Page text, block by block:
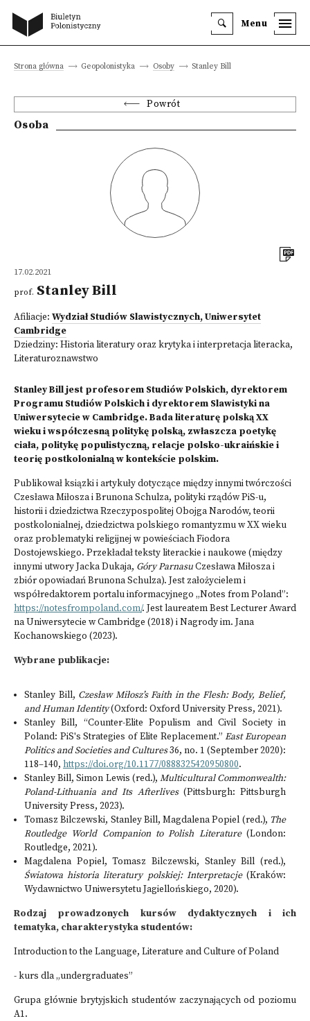
Menu
Strona główna Geopolonistyka Osoby Stanley Bill
Powrót
Osoba
17.02.2021
prof. Stanley Bill
Afiliacje: Wydział Studiów Slawistycznych, Uniwersytet
Cambridge
Dziedziny: Historia literatury oraz krytyka i interpretacja literacka,
Literaturoznawstwo
Stanley Bill jest profesorem Studiów Polskich, dyrektorem
Programu Studiów Polskich i dyrektorem Slawistyki na
Uniwersytecie w Cambridge. Bada literaturę polską XX
wieku i współczesną politykę polską, zwłaszcza poetykę
ciała, politykę populistyczną, relacje polsko-ukraińskie i
teorię postkolonialną w kontekście polskim.
Publikował ksiązki i artykuły dotyczące między innymi twórczości
Czesława Miłosza i Brunona Schulza, polityki rządów PiS-u,
historii i dziedzictwa Rzeczypospolitej Obojga Narodów, teorii
postkolonialnej, dziedzictwa polskiego romantyzmu w XX wieku
oraz problematyki religijnej w powieściach Fiodora
Dostojewskiego. Przekładał teksty literackie i naukowe (między
innymi utwory Jacka Dukaja, Góry ParnasuCzesława Miłosza i
zbiór opowiadań Brunona Schulza). Jest założycielem i
współredaktorem portalu informacyjnego „Notes from Poland”:
https://notesfrompoland.com/. Jest laureatem Best Lecturer Award
na Uniwersytecie w Cambridge (2018) i Nagrody im. Jana
Kochanowskiego (2023).
Wybrane publikacje:
Stanley Bill, Czesław Miłosz’s Faith in the Flesh: Body, Belief,
and Human Identity(Oxford: Oxford University Press, 2021).
Stanley Bill, “Counter-Elite Populism and Civil Society in
Poland: PiS's Strategies of Elite Replacement.”East European
Politics and Societies and Cultures36, no. 1 (September 2020):
118–140, https://doi.org/10.1177/0888325420950800.
Stanley Bill, Simon Lewis (red.), Multicultural Commonwealth:
Poland-Lithuania and Its Afterlives(Pittsburgh: Pittsburgh
University Press, 2023).
Tomasz Bilczewski, Stanley Bill, Magdalena Popiel (red.), The
Routledge World Companion to Polish Literature(London:
Routledge, 2021).
Magdalena Popiel, Tomasz Bilczewski, Stanley Bill (red.),
Światowa historia literatury polskiej: Interpretacje(Kraków:
Wydawnictwo Uniwersytetu Jagiellońskiego, 2020).
Rodzaj prowadzonych kursów dydaktycznych i ich
tematyka, charakterystyka studentów:
Introduction to the Language, Literature and Culture of Poland
- kurs dla „undergraduates”
Grupa głównie brytyjskich studentów zaczynających od poziomu
A1.